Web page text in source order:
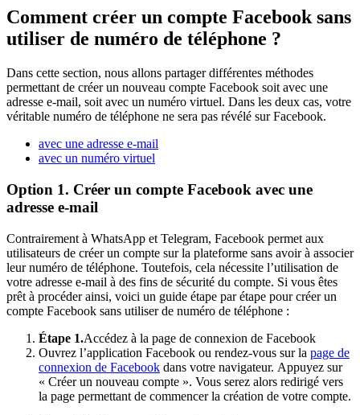
Comment créer un compte Facebook sans
utiliser de numéro de téléphone ?
Dans cette section, nous allons partager différentes méthodes
permettant de créer un nouveau compte Facebook soit avec une
adresse e-mail, soit avec un numéro virtuel. Dans les deux cas, votre
véritable numéro de téléphone ne sera pas révélé sur Facebook.
avec une adresse e-mail
avec un numéro virtuel
Option 1. Créer un compte Facebook avec une
adresse e-mail
Contrairement à WhatsApp et Telegram, Facebook permet aux
utilisateurs de créer un compte sur la plateforme sans avoir à associer
leur numéro de téléphone. Toutefois, cela nécessite l’utilisation de
votre adresse e-mail à des fins de sécurité du compte. Si vous êtes
prêt à procéder ainsi, voici un guide étape par étape pour créer un
compte Facebook sans utiliser de numéro de téléphone :
Étape 1.Accédez à la page de connexion de Facebook
Ouvrez l’application Facebook ou rendez-vous sur la page de
connexion de Facebook dans votre navigateur. Appuyez sur
« Créer un nouveau compte ». Vous serez alors redirigé vers
la page permettant de commencer la création de votre compte.